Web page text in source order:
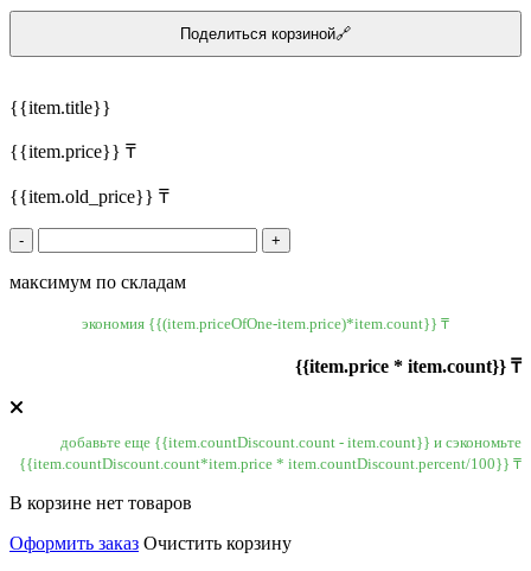
Поделиться корзиной🔗
{{item.title}}
{{item.price}} ₸
{{item.old_price}} ₸
- +
максимум по складам
экономия {{(item.priceOfOne-item.price)*item.count}} ₸
{{item.price * item.count}} ₸
добавьте еще {{item.countDiscount.count - item.count}} и сэкономьте
{{item.countDiscount.count*item.price * item.countDiscount.percent/100}} ₸
В корзине нет товаров
Оформить заказ Очистить корзину